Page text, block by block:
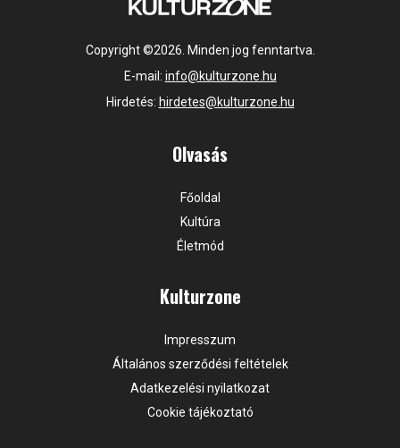
Copyright ©2026. Minden jog fenntartva.
E-mail: info@kulturzone.hu
Hirdetés: hirdetes@kulturzone.hu
Olvasás
Főoldal
Kultúra
Életmód
Kulturzone
Impresszum
Általános szerződési feltételek
Adatkezelési nyilatkozat
Cookie tájékoztató